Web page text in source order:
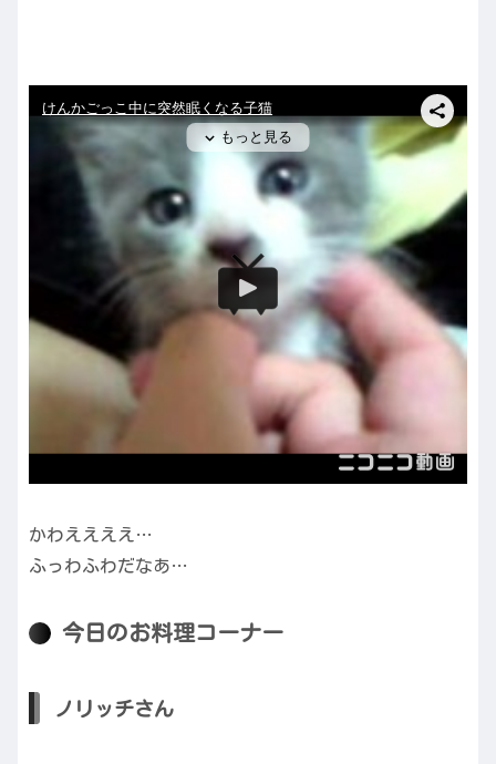
かわええええ…
ふっわふわだなあ…
今日のお料理コーナー
ノリッチさん